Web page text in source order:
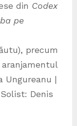
din Codex
pe
precum
Ungureanu |
Denis